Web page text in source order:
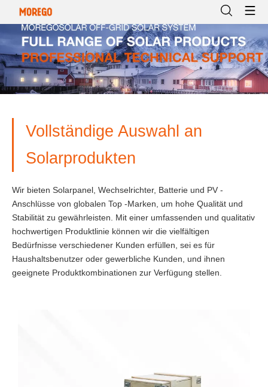
Vollständige Auswahl an
Solarprodukten
Wir bieten Solarpanel, Wechselrichter, Batterie und PV -
Anschlüsse von globalen Top -Marken, um hohe Qualität und
Stabilität zu gewährleisten. Mit einer umfassenden und qualitativ
hochwertigen Produktlinie können wir die vielfältigen
Bedürfnisse verschiedener Kunden erfüllen, sei es für
Haushaltsbenutzer oder gewerbliche Kunden, und ihnen
geeignete Produktkombinationen zur Verfügung stellen.